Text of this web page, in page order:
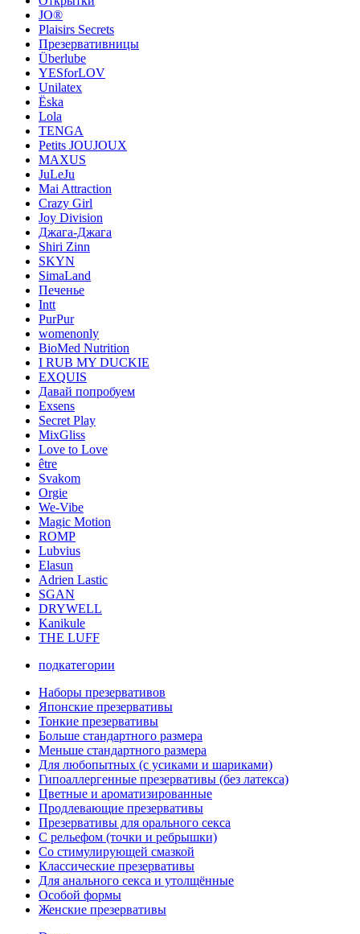
JO®
Plaisirs Secrets
Презервативницы
Überlube
YESforLOV
Unilatex
Ёska
Lola
TENGA
Petits JOUJOUX
MAXUS
JuLeJu
Mai Attraction
Crazy Girl
Joy Division
Джага-Джага
Shiri Zinn
SKYN
SimaLand
Печенье
Intt
PurPur
womenonly
BioMed Nutrition
I RUB MY DUCKIE
EXQUIS
Давай попробуем
Exsens
Secret Play
MixGliss
Love to Love
être
Svakom
Orgie
We-Vibe
Magic Motion
ROMP
Lubvius
Elasun
Adrien Lastic
SGAN
DRYWELL
Kanikule
THE LUFF
подкатегории
Наборы презервативов
Японские презервативы
Тонкие презервативы
Больше стандартного размера
Меньше стандартного размера
Для любопытных (с усиками и шариками)
Гипоаллергенные презервативы (без латекса)
Цветные и ароматизированные
Продлевающие презервативы
Презервативы для орального секса
С рельефом (точки и ребрышки)
Со стимулирующей смазкой
Классические презервативы
Для анального секса и утолщённые
Особой формы
Женские презервативы